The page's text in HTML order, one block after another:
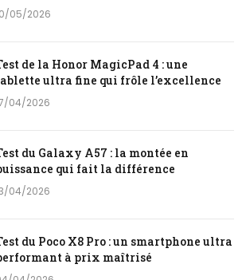
05/2026
de la Honor MagicPad 4 : une
ultra fine qui frôle l’excellence
04/2026
du Galaxy A57 : la montée en
qui fait la différence
04/2026
du Poco X8 Pro : un smartphone ultra
à prix maîtrisé